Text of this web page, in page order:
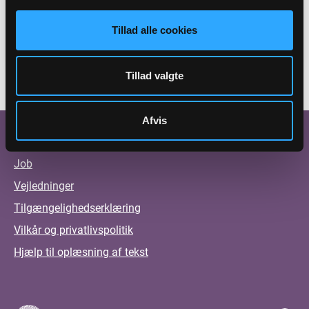
Tillad alle cookies
Tillad valgte
Afvis
vejledninger og lovgivning om folkekirkens
økonomi.
Kontakt
Job
Vejledninger
Tilgængelighedserklæring
Vilkår og privatlivspolitik
Hjælp til oplæsning af tekst